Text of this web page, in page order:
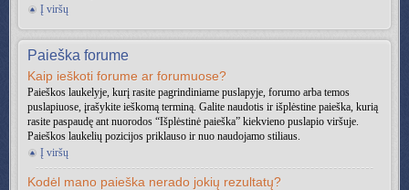
Į viršų
Paieška forume
Kaip ieškoti forume ar forumuose?
Paieškos laukelyje, kurį rasite pagrindiniame puslapyje, forumo arba temos
puslapiuose, įrašykite ieškomą terminą. Galite naudotis ir išplėstine paieška, kurią
rasite paspaudę ant nuorodos “Išplėstinė paieška” kiekvieno puslapio viršuje.
Paieškos laukelių pozicijos priklauso ir nuo naudojamo stiliaus.
Į viršų
Kodėl mano paieška nerado jokių rezultatų?